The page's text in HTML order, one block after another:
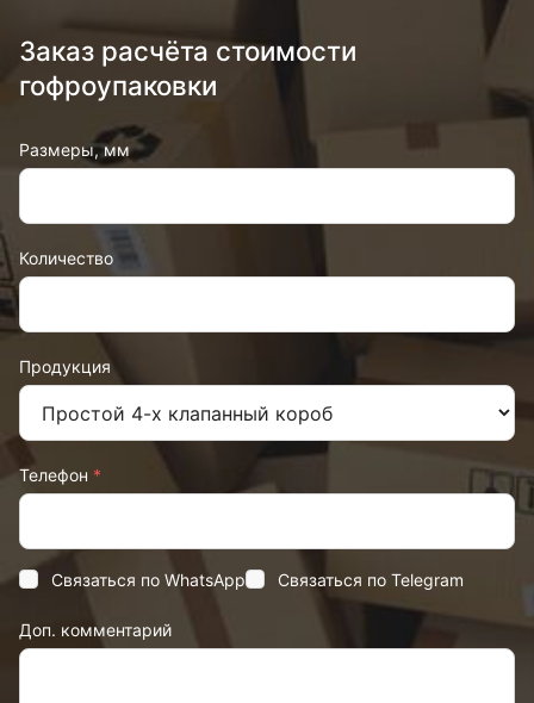
Заказ расчёта стоимости
гофроупаковки
Продукция
Количество
Телефон *
Доп. комментарий
Связаться по WhatsApp Связаться по Telegram
Размеры, мм